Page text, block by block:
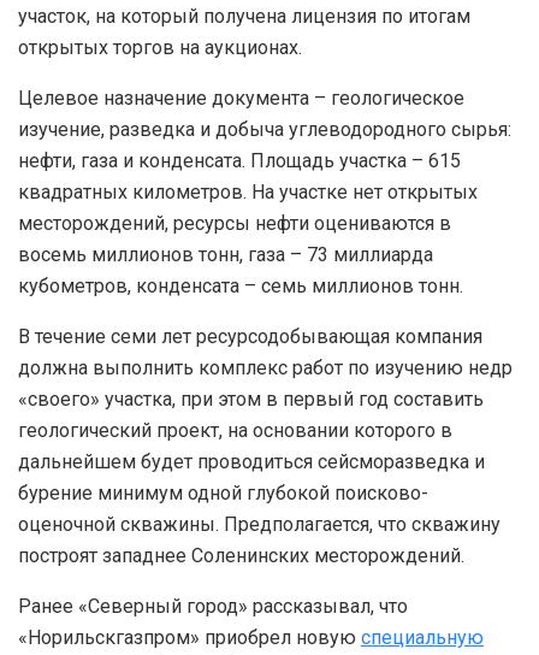
участок, на который получена лицензия по итогам
открытых торгов на аукционах.
Целевое назначение документа – геологическое
изучение, разведка и добыча углеводородного сырья:
нефти, газа и конденсата. Площадь участка – 615
квадратных километров. На участке нет открытых
месторождений, ресурсы нефти оцениваются в
восемь миллионов тонн, газа – 73 миллиарда
кубометров, конденсата – семь миллионов тонн.
В течение семи лет ресурсодобывающая компания
должна выполнить комплекс работ по изучению недр
«своего» участка, при этом в первый год составить
геологический проект, на основании которого в
дальнейшем будет проводиться сейсморазведка и
бурение минимум одной глубокой поисково-
оценочной скважины. Предполагается, что скважину
построят западнее Соленинских месторождений.
Ранее «Северный город» рассказывал, что
«Норильскгазпром» приобрел новую специальную